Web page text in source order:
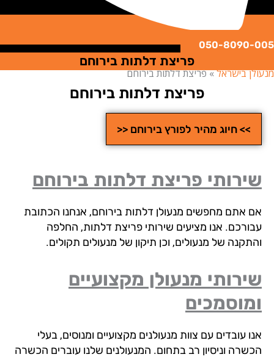
050-
פריצת דלתות בירוחם
בישראל»פריצת דלתות בירוחם
פריצת דלתות בירוחם
>> חיוג מהיר לפורץ בירוחם <<
פריצת דלתות בירוחם
אתם מחפשים מנעולן דלתות בירוחם, אנחנו הכתובת
אנו מציעים שירותי פריצת דלתות, החלפה
של מנעולים, וכן תיקון של מנעולים תקולים.
מנעולן מקצועיים
עובדים עם צוות מנעולנים מקצועיים ומנוסים, בעלי
וניסיון רב בתחום. המנעולנים שלנו עוברים הכשרה